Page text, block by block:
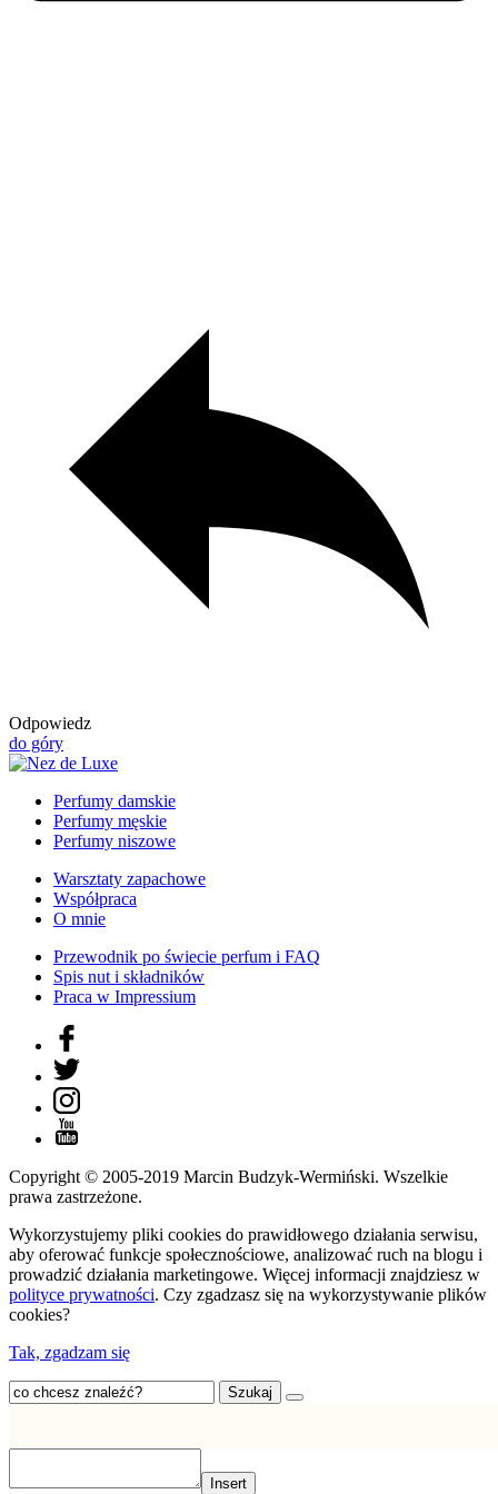
Odpowiedz
do góry
Perfumy damskie
Perfumy męskie
Perfumy niszowe
Warsztaty zapachowe
Współpraca
O mnie
Przewodnik po świecie perfum i FAQ
Spis nut i składników
Praca w Impressium
Copyright © 2005-2019 Marcin Budzyk-Wermiński. Wszelkie
prawa zastrzeżone.
Wykorzystujemy pliki cookies do prawidłowego działania serwisu,
aby oferować funkcje społecznościowe, analizować ruch na blogu i
prowadzić działania marketingowe. Więcej informacji znajdziesz w
polityce prywatności. Czy zgadzasz się na wykorzystywanie plików
cookies?
Tak, zgadzam się
Szukaj
Insert